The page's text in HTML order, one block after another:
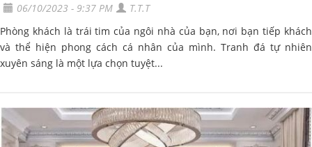
06/10/2023 - 9:37 PM
T.T.T
Phòng khách là trái tim của ngôi nhà của bạn, nơi bạn tiếp khách
và thể hiện phong cách cá nhân của mình. Tranh đá tự nhiên
xuyên sáng là một lựa chọn tuyệt...